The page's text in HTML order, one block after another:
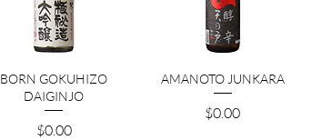
クイックビュー
BORN GOKUHIZO
DAIGINJO
価格
$0.00
クイックビュー
AMANOTO JUNKARA
価格
$0.00